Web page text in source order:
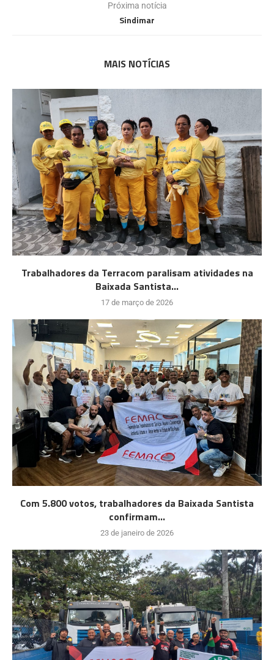
Próxima notícia
Sindimar
MAIS NOTÍCIAS
Trabalhadores da Terracom paralisam atividades na
Baixada Santista...
17 de março de 2026
Com 5.800 votos, trabalhadores da Baixada Santista
confirmam...
23 de janeiro de 2026